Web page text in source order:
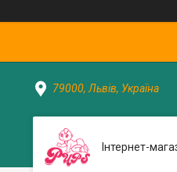
79000, Львів, Україна
Інтернет-